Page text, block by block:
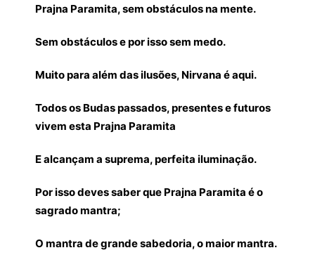
Prajna Paramita, sem obstáculos na mente.
Sem obstáculos e por isso sem medo.
Muito para além das ilusões, Nirvana é aqui.
Todos os Budas passados, presentes e futuros
vivem esta Prajna Paramita
E alcançam a suprema, perfeita iluminação.
Por isso deves saber que Prajna Paramita é o
sagrado mantra;
O mantra de grande sabedoria, o maior mantra.